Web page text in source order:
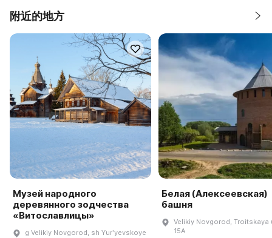
附近的地方
Музей народного
деревянного зодчества
«Витославлицы»
g Velikiy Novgorod, sh Yurʹyevskoye
Белая (Алексеевская)
башня
Velikiy Novgorod, Troitskaya
15A